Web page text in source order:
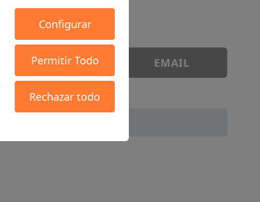
WHATSAPP EMAIL
Configurar
Permitir Todo
Rechazar todo